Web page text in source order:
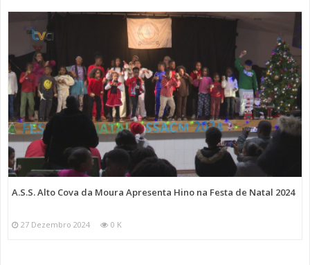
A.S.S. Alto Cova da Moura Apresenta Hino na Festa de Natal 2024
27 Dezembro 2024 0 K